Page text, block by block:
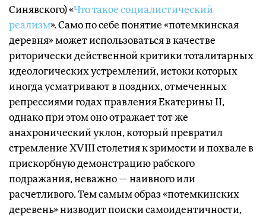
Синявского) «Что такое социалистический
реализм». Само по себе понятие «потемкинская
деревня» может использоваться в качестве
риторически действенной критики тоталитарных
идеологических устремлений, истоки которых
иногда усматривают в поздних, отмеченных
репрессиями годах правления Екатерины II,
однако при этом оно отражает тот же
анахронический уклон, который превратил
стремление XVIII столетия к зримости и похвале в
прискорбную демонстрацию рабского
подражания, неважно — наивного или
расчетливого. Тем самым образ «потемкинских
деревень» низводит поиски самоидентичности,